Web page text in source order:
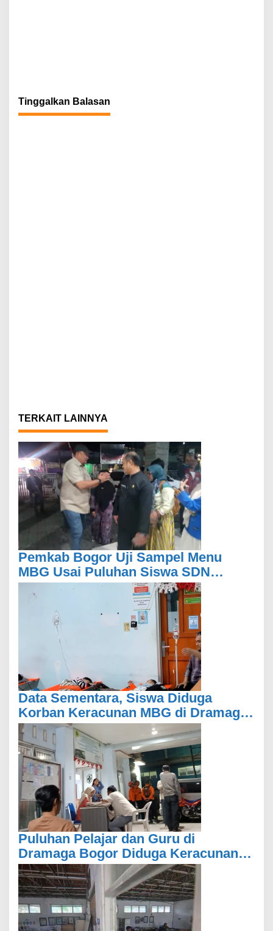
Tinggalkan Balasan
TERKAIT LAINNYA
Pemkab Bogor Uji Sampel Menu
MBG Usai Puluhan Siswa SDN
Ciherang 01 Diduga Keracunan
Data Sementara, Siswa Diduga
Korban Keracunan MBG di Dramaga
Bogor Capai 25 Orang
Puluhan Pelajar dan Guru di
Dramaga Bogor Diduga Keracunan
Usai Santap Menu MBG